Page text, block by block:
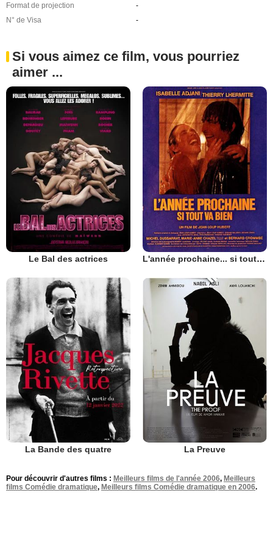
Format de projection
-
N° de Visa
-
Si vous aimez ce film, vous pourriez
aimer ...
Le Bal des actrices L'année prochaine... si tout va bien
La Bande des quatre La Preuve
Pour découvrir d'autres films : Meilleurs films de l'année 2006, Meilleurs
films Comédie dramatique, Meilleurs films Comédie dramatique en 2006.